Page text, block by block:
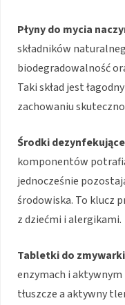
Płyny do mycia
składników
biodegradowalność
Taki skład jest
zachowaniu
Środki dezynfekujące
komponentów
jednocześnie
środowiska. To klucz
z dziećmi i alergikami.
Tabletki do zmywarki
enzymach i aktywnym
tłuszcze a aktywny